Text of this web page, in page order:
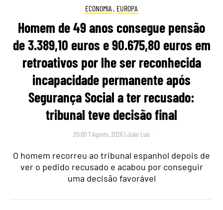
ECONOMIA , EUROPA
Homem de 49 anos consegue pensão
de 3.389,10 euros e 90.675,80 euros em
retroativos por lhe ser reconhecida
incapacidade permanente após
Segurança Social a ter recusado:
tribunal teve decisão final
20:00 7 Agosto, 2026 |João Luís
O homem recorreu ao tribunal espanhol depois de
ver o pedido recusado e acabou por conseguir
uma decisão favorável